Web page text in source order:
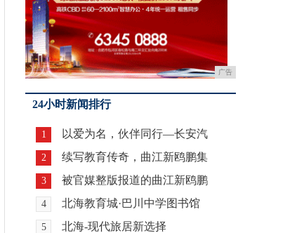
广告
24小时新闻排行
1 以爱为名，伙伴同行—长安汽
2 续写教育传奇，曲江新鸥鹏集
3 被官媒整版报道的曲江新鸥鹏
4 北海教育城·巴川中学图书馆
5 北海-现代旅居新选择